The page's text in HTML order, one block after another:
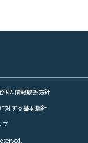
個人情報取扱方針
対する基本指針
プ